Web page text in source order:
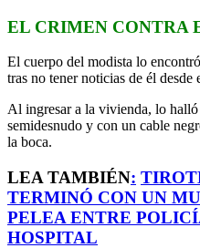
EL CRIMEN CONTRA
El cuerpo del modista lo
tras no tener noticias de él desde
Al ingresar a la vivienda, lo halló
semidesnudo y con un cable
la boca.
LEA TAMBIÉN:
TERMINÓ CON UN
PELEA ENTRE
HOSPITAL